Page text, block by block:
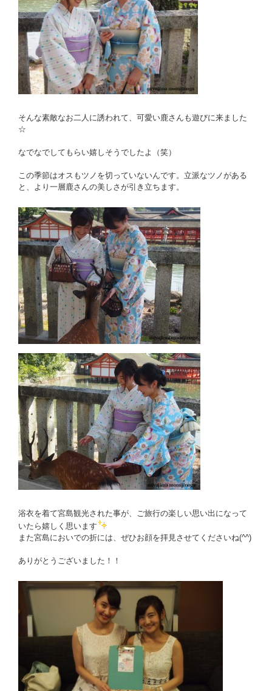
そんな素敵なお二人に誘われて、可愛い鹿さんも遊びに来ました
☆
なでなでしてもらい嬉しそうでしたよ（笑）
この季節はオスもツノを切っていないんです。立派なツノがある
と、より一層鹿さんの美しさが引き立ちます。
浴衣を着て宮島観光された事が、ご旅行の楽しい思い出になって
いたら嬉しく思います
また宮島においでの折には、ぜひお顔を拝見させてくださいね(^^)
ありがとうございました！！